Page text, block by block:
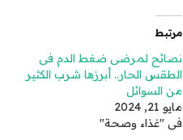
مرتبط
نصائح لمرضى ضغط الدم فى
الطقس الحار.. أبرزها شرب الكثير
من السوائل
مايو 21, 2024
في "غذاء وصحة"